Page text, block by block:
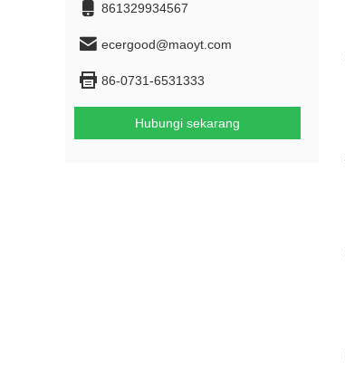
861329934567
ecergood@maoyt.com
86-0731-6531333
Hubungi sekarang